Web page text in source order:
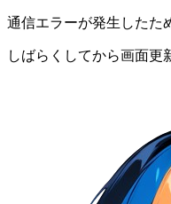
通信エラーが発生したた
しばらくしてから画面更